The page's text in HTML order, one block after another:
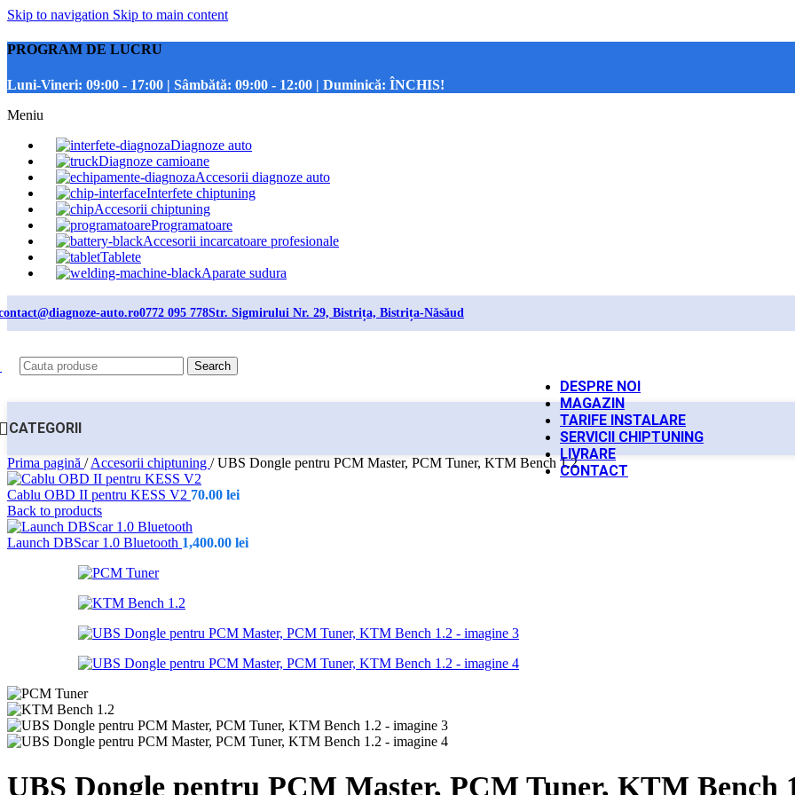
Skip to navigation Skip to main content
PROGRAM DE LUCRU
Luni-Vineri: 09:00 - 17:00 | Sâmbătă: 09:00 - 12:00 | Duminică: ÎNCHIS!
Meniu
Diagnoze auto
Diagnoze camioane
Accesorii diagnoze auto
Interfete chiptuning
Accesorii chiptuning
Programatoare
Accesorii incarcatoare profesionale
Tablete
Aparate sudura
auto.ro0772 095 778Str. Sigmirului Nr. 29, Bistrița, Bistrița-Năsăud
Search
CATEGORII
DESPRE NOI
MAGAZIN
TARIFE INSTALARE
SERVICII CHIPTUNING
LIVRARE
CONTACT
Prima pagină / Accesorii chiptuning / UBS Dongle pentru PCM Master, PCM Tuner, KTM Bench 1.2
Cablu OBD II pentru KESS V2 70.00 lei
Back to products
Launch DBScar 1.0 Bluetooth 1,400.00 lei
UBS Dongle pentru PCM Master, PCM Tuner, KTM Bench